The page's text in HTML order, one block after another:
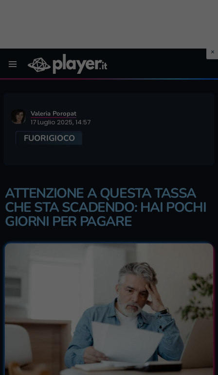
Valeria Poropat
17 Luglio 2025, 14:57
FUORIGIOCO
ATTENZIONE A QUESTA TASSA
CHE STA SCADENDO: HAI POCHI
GIORNI PER PAGARE